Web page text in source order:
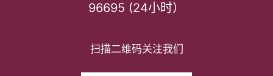
96695 (24小时）
扫描二维码关注我们